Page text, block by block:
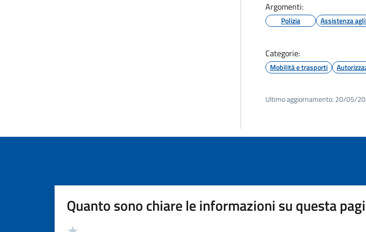
Argomenti:
Polizia Assistenza
Categorie:
Mobilità e trasporti
Ultimo aggiornamento: 20/05/
Quanto sono chiare le informazioni su questa
Valutazione